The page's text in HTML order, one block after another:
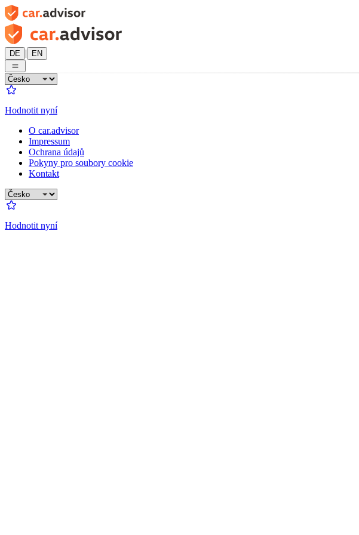
DE | EN
Hodnotit nyní
O car.advisor
Impressum
Ochrana údajů
Pokyny pro soubory cookie
Kontakt
Hodnotit nyní